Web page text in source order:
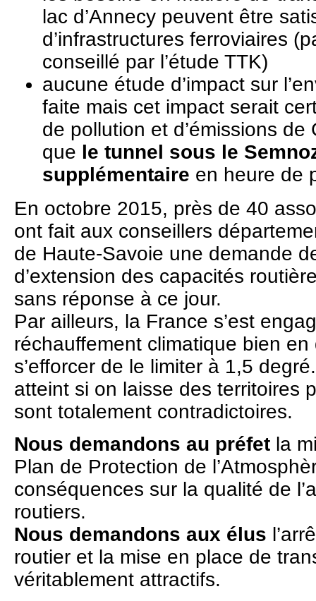
lac d’Annecy peuvent être
d’infrastructures ferroviaires
conseillé par l’étude TTK)
aucune étude d’impact sur
faite mais cet impact serait
de pollution et d’émissions de
que le tunnel sous le
supplémentaire en heure de
En octobre 2015, près de 40
ont fait aux conseillers
de Haute-Savoie une demande
d’extension des capacités
sans réponse à ce jour.
Par ailleurs, la France s’est
réchauffement climatique bien
s’efforcer de le limiter à 1,5
atteint si on laisse des territoires
sont totalement contradictoires.
Nous demandons au préfet la
Plan de Protection de
conséquences sur la qualité de
routiers.
Nous demandons aux élus
routier et la mise en place de
véritablement attractifs.